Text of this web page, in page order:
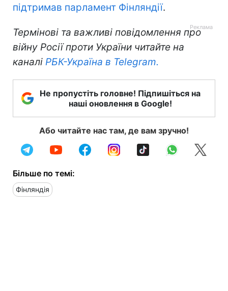
підтримав парламент Фінляндії.
Термінові та важливі повідомлення про
війну Росії проти України читайте на
каналі РБК-Україна в Telegram.
Не пропустіть головне! Підпишіться на
наші оновлення в Google!
Або читайте нас там, де вам зручно!
Більше по темі:
Фінляндія